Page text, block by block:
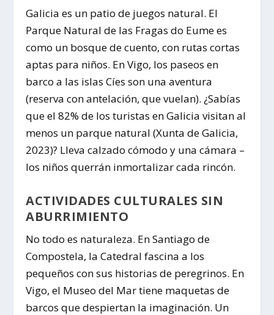
Galicia es un patio de juegos natural. El
Parque Natural de las Fragas do Eume es
como un bosque de cuento, con rutas cortas
aptas para niños. En Vigo, los paseos en
barco a las islas Cíes son una aventura
(reserva con antelación, que vuelan). ¿Sabías
que el 82% de los turistas en Galicia visitan al
menos un parque natural (Xunta de Galicia,
2023)? Lleva calzado cómodo y una cámara –
los niños querrán inmortalizar cada rincón.
ACTIVIDADES CULTURALES SIN
ABURRIMIENTO
No todo es naturaleza. En Santiago de
Compostela, la Catedral fascina a los
pequeños con sus historias de peregrinos. En
Vigo, el Museo del Mar tiene maquetas de
barcos que despiertan la imaginación. Un